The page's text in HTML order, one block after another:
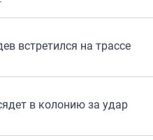
встретился на трассе
в колонию за удар